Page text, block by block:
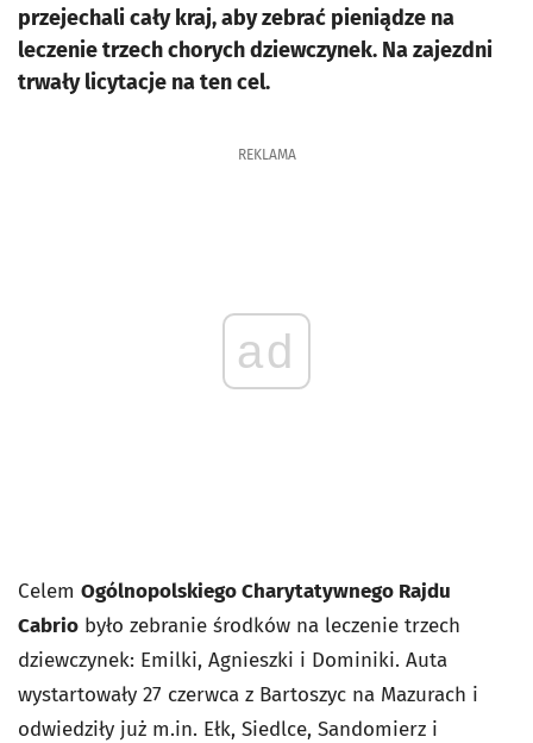
przejechali cały kraj, aby zebrać pieniądze na
leczenie trzech chorych dziewczynek. Na zajezdni
trwały licytacje na ten cel.
REKLAMA
ad
Celem Ogólnopolskiego Charytatywnego Rajdu
Cabrio było zebranie środków na leczenie trzech
dziewczynek: Emilki, Agnieszki i Dominiki. Auta
wystartowały 27 czerwca z Bartoszyc na Mazurach i
odwiedziły już m.in. Ełk, Siedlce, Sandomierz i